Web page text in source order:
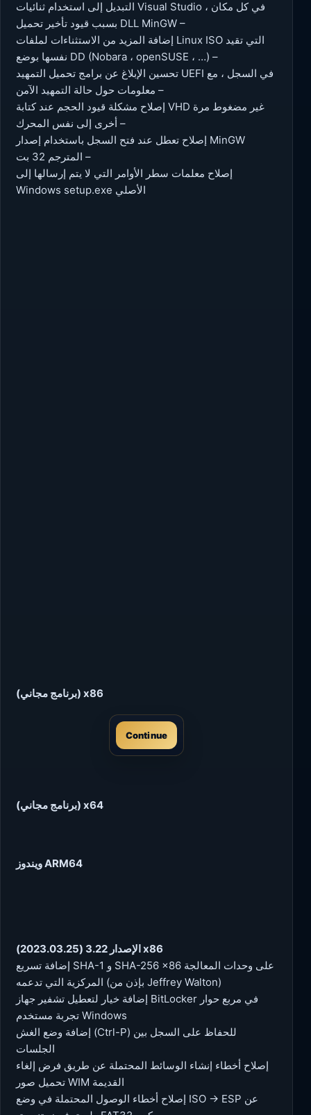
التبديل إلى استخدام ثنائيات Visual Studio في كل مكان ،
بسبب قيود تأخير تحميل DLL MinGW –
إضافة المزيد من الاستثناءات لملفات Linux ISO التي تقيد
نفسها بوضع DD (Nobara ، openSUSE ، …) –
تحسين الإبلاغ عن برامج تحميل التمهيد UEFI في السجل ، مع
معلومات حول حالة التمهيد الآمن –
إصلاح مشكلة قيود الحجم عند كتابة VHD غير مضغوط مرة
أخرى إلى نفس المحرك –
إصلاح تعطل عند فتح السجل باستخدام إصدار MinGW
المترجم 32 بت –
إصلاح معلمات سطر الأوامر التي لا يتم إرسالها إلى
Windows setup.exe الأصلي
(برنامج مجاني) x86
Continue
(برنامج مجاني) x64
ويندوز ARM64
الإصدار 3.22 (2023.03.25) x86
إضافة تسريع SHA-1 و SHA-256 x86 على وحدات المعالجة
المركزية التي تدعمه (بإذن من Jeffrey Walton)
إضافة خيار لتعطيل تشفير جهاز BitLocker في مربع حوار
تجربة مستخدم Windows
إضافة وضع الغش (Ctrl-P) للحفاظ على السجل بين
الجلسات
إصلاح أخطاء إنشاء الوسائط المحتملة عن طريق فرض إلغاء
تحميل صور WIM القديمة
إصلاح أخطاء الوصول المحتملة في وضع ISO → ESP عن